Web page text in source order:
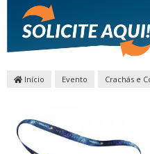
Início Evento Crachás e